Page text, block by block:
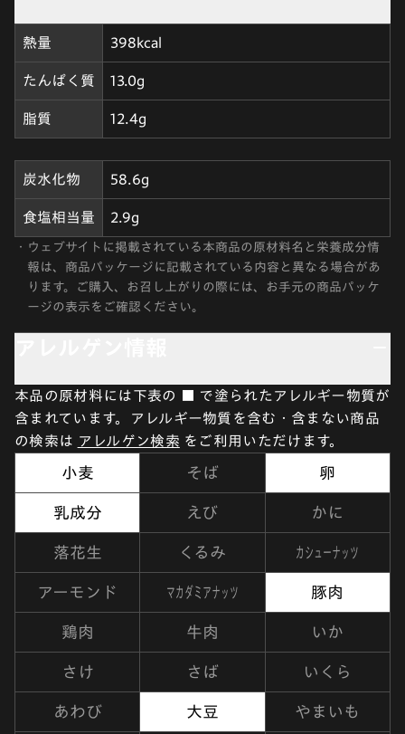
熱量 398kcal
たんぱく質 13.0g
脂質 12.4g
炭水化物 58.6g
食塩相当量 2.9g
・ ウェブサイトに掲載されている本商品の原材料名と栄養成分情
報は、商品パッケージに記載されている内容と異なる場合があ
ります。ご購入、お召し上がりの際には、お手元の商品パッケ
ージの表示をご確認ください。
本品の原材料には下表の ■ で塗られたアレルギー物質が
含まれています。アレルギー物質を含む・含まない商品
の検索は アレルゲン検索 をご利用いただけます。
小麦 そば 卵
乳成分 えび かに
落花生 くるみ カシューナッツ
アーモンド マカダミアナッツ 豚肉
鶏肉 牛肉 いか
さけ さば いくら
あわび 大豆 やまいも